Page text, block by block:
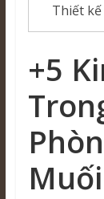
Thiết kế
+5